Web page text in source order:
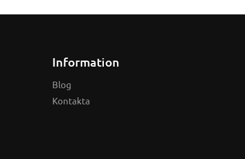
Information
Blog
Kontakta